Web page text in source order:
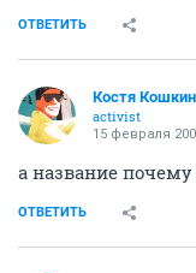
ОТВЕТИТЬ
Костя Кошкин
activist
15 февраля
а название почему
ОТВЕТИТЬ